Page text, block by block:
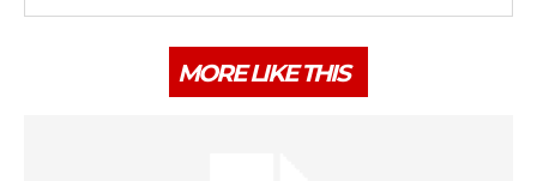
MORE LIKE THIS